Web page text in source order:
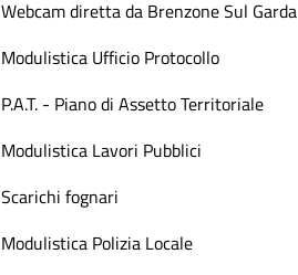
Webcam diretta da Brenzone Sul Garda
Modulistica Ufficio Protocollo
P.A.T. - Piano di Assetto Territoriale
Modulistica Lavori Pubblici
Scarichi fognari
Modulistica Polizia Locale